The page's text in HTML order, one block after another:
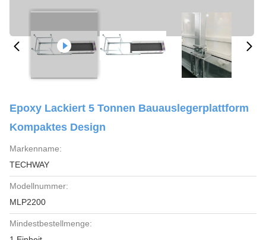
Epoxy Lackiert 5 Tonnen Bauauslegerplattform
Kompaktes Design
Markenname:
TECHWAY
Modellnummer:
MLP2200
Mindestbestellmenge: